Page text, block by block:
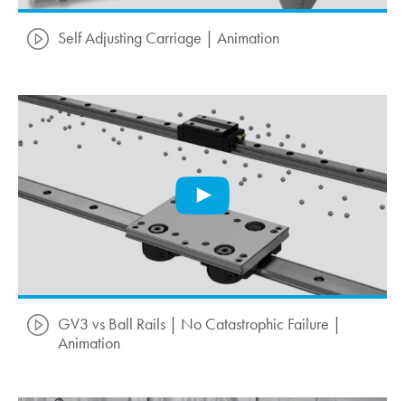
Self Adjusting Carriage | Animation
GV3 vs Ball Rails | No Catastrophic Failure |
Animation